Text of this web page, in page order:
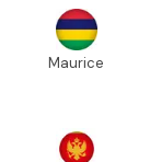
Maurice